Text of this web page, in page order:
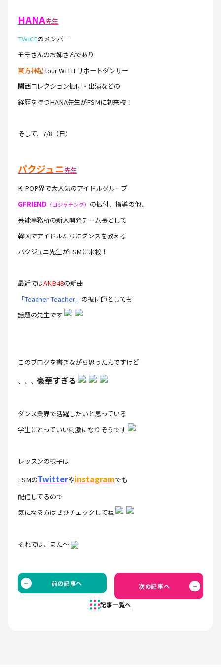
HANA先生
TWICEのメンバー
モモさんのお姉さんであり
東方神起tour WITH サポートダンサー
関西コレクション振付・出演などの
経歴を持つHANA先生がFSMに初来校！
そして、7/8（日）
パクジュニ先生
K-POP界で大人気のアイドルグループ
GFRIEND （ヨジャチング） の振付、指導の他、
芸能事務所の新人開発チーム長として
韓国でアイドルたちにダンスを教える
パクジュニ先生がFSMに来校！
最近ではAKB48の新曲
「Teacher Teacher」 の振付師としても
話題の先生です
このブログを書きながら思ったんですけど
、、、 豪華すぎる
ダンス業界で活躍したいと思っている
学生にとっていい刺激になりそうです
レッスンの様子は
FSMのTwitterやinstagramでも
配信してるので
気になる方はぜひチェックしてね
それでは、また～
前の記事へ
記事一覧へ
次の記事へ